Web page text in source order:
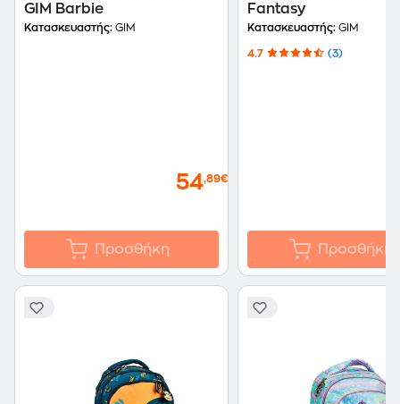
GIM Barbie
Κατασκευαστής: GIM
54,89€
Προσθήκη
Fantasy
Κατασκευαστής: GIM
4.7 (3)
Προσθήκη